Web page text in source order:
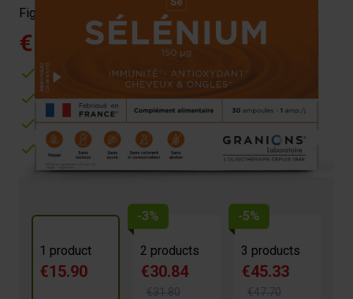
Fight oxidative stress
€15.90 4.8/5 - 25 reviews
Lutte contre le stress oxydatif
Aide au fonctionnement du système immunitaires
Participe au maintien des ongles et des cheveux
Fabriqué en France
1 product
€15.90
-3%
2 products
€30.84
€31.80
-5%
3 products
€45.33
€47.70